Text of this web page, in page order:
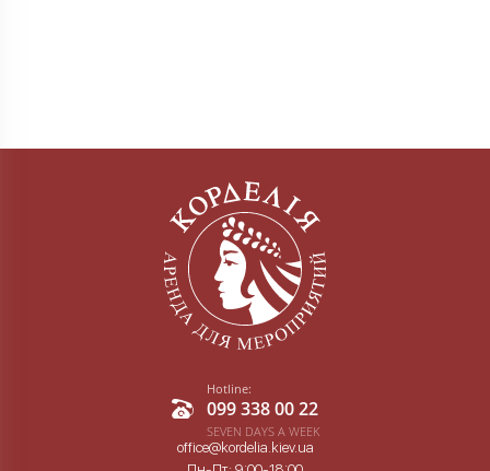
Hotline:
099 338 00 22
SEVEN DAYS A WEEK
office@kordelia.kiev.ua